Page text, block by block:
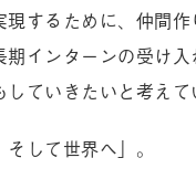
するために、仲間
期インターンの受け
ていきたいと考えて
して世界へ」。